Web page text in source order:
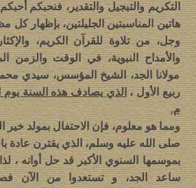
التكريم والتبجيل والتقدير، فنحبكم
هاتين المناسبتين الجليلتين، بإظهار كل
وجل، من تلاوة للقرآن الكريم،
والأمداح النبوية، في الوقت
ربيع الأول ،
م.
ومما هو معلوم، فإن الاحتفال بمولد خير
صلى الله عليه وسلم، الذي يقترن عادة
بموسمها السنوي الأكبر قد حل أوانه ،
ساعد الجد، و تستعدوا من الآن